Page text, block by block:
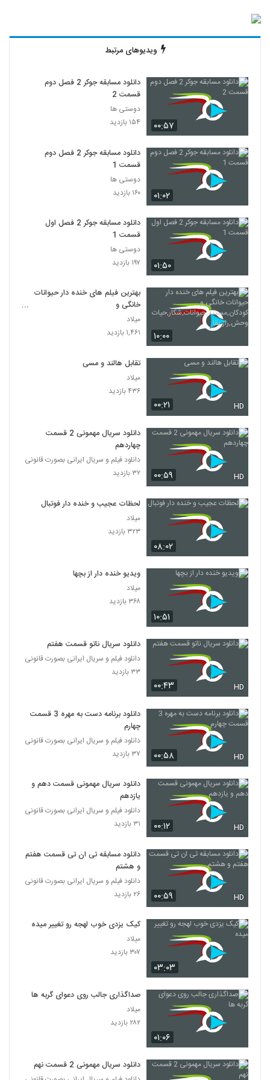
ویدیوهای مرتبط
۰۰:۵۷
دانلود مسابقه جوکر 2 فصل دوم
قسمت 2
دوستی ها
۱۵۴ بازدید
۰۱:۰۲
دانلود مسابقه جوکر 2 فصل دوم
قسمت 1
دوستی ها
۱۶۰ بازدید
۰۱:۵۰
دانلود مسابقه جوکر 2 فصل اول
قسمت 1
دوستی ها
۱۹۷ بازدید
۱۰:۰۰
بهترین فیلم های خنده دار حیوانات
خانگی و
کودکان,مستند,حیوانات,شکار,حیات
وحش,راز بقا
میلاد
۱,۴۶۱ بازدید
۰۰:۲۱ HD
تقابل هالند و مسی
میلاد
۴۳۶ بازدید
۰۰:۵۹ HD
دانلود سریال مهمونی 2 قسمت
چهاردهم
دانلود فیلم و سریال ایرانی بصورت قانونی
۳۲ بازدید
۰۸:۰۲
لحظات عجیب و خنده دار فوتبال
میلاد
۳۲۳ بازدید
۱۰:۵۱
ویدیو خنده دار از بچها
میلاد
۳۶۸ بازدید
۰۰:۴۳ HD
دانلود سریال ناتو قسمت هفتم
دانلود فیلم و سریال ایرانی بصورت قانونی
۳۳ بازدید
۰۰:۵۸ HD
دانلود برنامه دست به مهره 3 قسمت
چهارم
دانلود فیلم و سریال ایرانی بصورت قانونی
۳۷ بازدید
۰۰:۱۲ HD
دانلود سریال مهمونی قسمت دهم و
یازدهم
دانلود فیلم و سریال ایرانی بصورت قانونی
۳۱ بازدید
۰۰:۵۹ HD
دانلود مسابقه تی ان تی قسمت هفتم
و هشتم
دانلود فیلم و سریال ایرانی بصورت قانونی
۲۶ بازدید
۰۳:۰۳
کیک یزدی خوب لهجه رو تغییر میده
میلاد
۳۰۷ بازدید
۰۱:۰۶
صداگذاری جالب روی دعوای گربه ها
میلاد
۲۸۲ بازدید
دانلود سریال مهمونی 2 قسمت نهم